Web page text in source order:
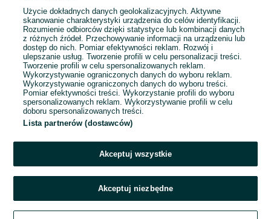
1 2 3 ... 7
Zadzwoń / SMS
Użycie dokładnych danych geolokalizacyjnych. Aktywne
skanowanie charakterystyki urządzenia do celów identyfikacji.
Rozumienie odbiorców dzięki statystyce lub kombinacji danych
z różnych źródeł. Przechowywanie informacji na urządzeniu lub
dostęp do nich. Pomiar efektywności reklam. Rozwój i
ulepszanie usług. Tworzenie profili w celu personalizacji treści.
Tworzenie profili w celu spersonalizowanych reklam.
Wykorzystywanie ograniczonych danych do wyboru reklam.
Wykorzystywanie ograniczonych danych do wyboru treści.
Pomiar efektywności treści. Wykorzystanie profili do wyboru
spersonalizowanych reklam. Wykorzystywanie profili w celu
doboru spersonalizowanych treści.
Lista partnerów (dostawców)
Akceptuj wszystkie
Akceptuj niezbędne